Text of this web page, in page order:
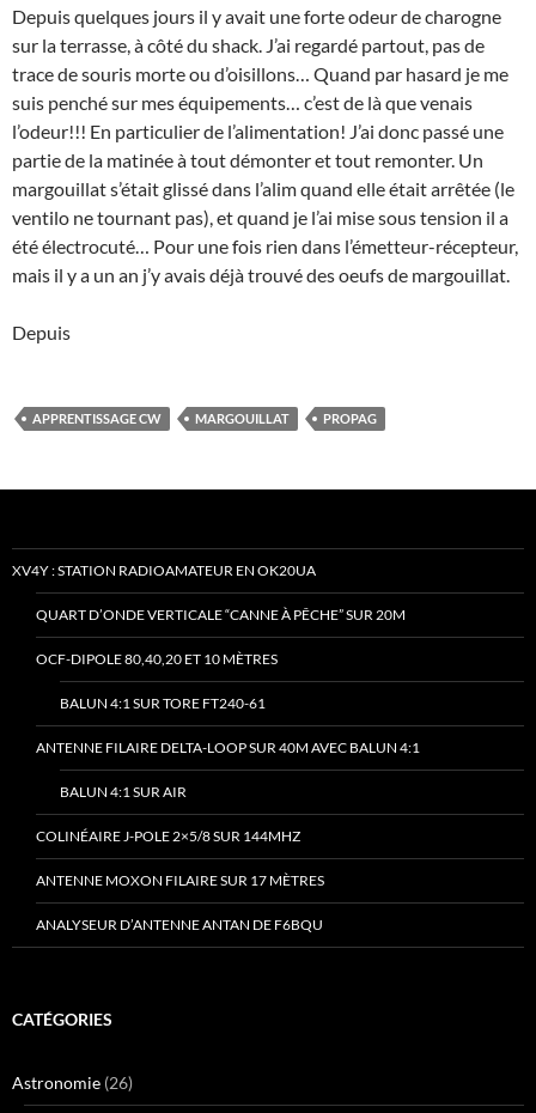
Depuis quelques jours il y avait une forte odeur de charogne
sur la terrasse, à côté du shack. J’ai regardé partout, pas de
trace de souris morte ou d’oisillons… Quand par hasard je me
suis penché sur mes équipements… c’est de là que venais
l’odeur!!! En particulier de l’alimentation! J’ai donc passé une
partie de la matinée à tout démonter et tout remonter. Un
margouillat s’était glissé dans l’alim quand elle était arrêtée (le
ventilo ne tournant pas), et quand je l’ai mise sous tension il a
été électrocuté… Pour une fois rien dans l’émetteur-récepteur,
mais il y a un an j’y avais déjà trouvé des oeufs de margouillat.
Depuis
APPRENTISSAGE CW MARGOUILLAT PROPAG
XV4Y : STATION RADIOAMATEUR EN OK20UA
QUART D’ONDE VERTICALE “CANNE À PÊCHE” SUR 20M
OCF-DIPOLE 80,40,20 ET 10 MÈTRES
BALUN 4:1 SUR TORE FT240-61
ANTENNE FILAIRE DELTA-LOOP SUR 40M AVEC BALUN 4:1
BALUN 4:1 SUR AIR
COLINÉAIRE J-POLE 2×5/8 SUR 144MHZ
ANTENNE MOXON FILAIRE SUR 17 MÈTRES
ANALYSEUR D’ANTENNE ANTAN DE F6BQU
CATÉGORIES
Astronomie (26)